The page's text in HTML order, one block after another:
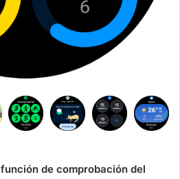
función de comprobación del